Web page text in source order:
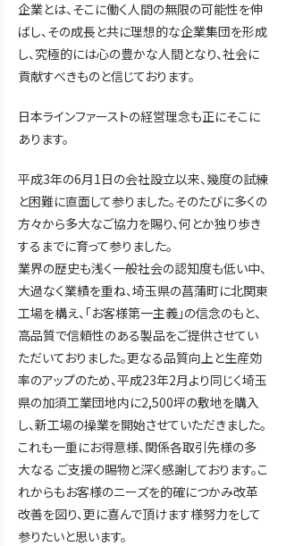
企業とは、そこに働く人間の無限の可能性を伸
ばし、その成長と共に理想的な企業集団を形成
し、究極的には心の豊かな人間となり、社会に
貢献すべきものと信じております。
日本ラインファーストの経営理念も正にそこに
あります。
平成3年の6月1日の会社設立以来、幾度の試練
と困難に直面して参りました。そのたびに多くの
方々から多大なご協力を賜り、何とか独り歩き
するまでに育って参りました。
業界の歴史も浅く一般社会の認知度も低い中、
大過なく業績を重ね、埼玉県の菖蒲町に北関東
工場を構え、「お客様第一主義」の信念のもと、
高品質で信頼性のある製品をご提供させてい
ただいておりました。更なる品質向上と生産効
率のアップのため、平成23年2月より同じく埼玉
県の加須工業団地内に2,500坪の敷地を購入
し、新工場の操業を開始させていただきました。
これも一重にお得意様、関係各取引先様の多
大なる ご支援の賜物と深く感謝しております。こ
れからもお客様のニーズを的確につかみ改革
改善を図り、更に喜んで頂けます様努力をして
参りたいと思います。